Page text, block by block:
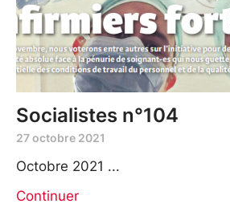
Socialistes n°104
27 octobre 2021
Octobre 2021
Continuer